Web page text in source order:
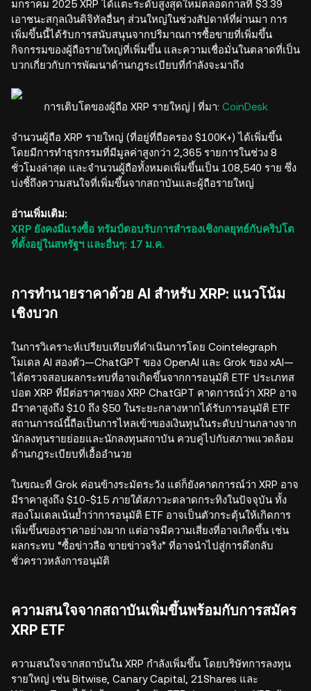
มกราคม 2025 XRP ได้แตะระดับสูงสุดใหม่ตลอดกาลที่ $3.39
เอาชนะสกุลเงินดิจิทัลอื่นๆ ส่วนใหญ่ในช่วงสัปดาห์ที่ผ่านมา การ
เพิ่มขึ้นนี้ได้รับการสนับสนุนจากปริมาณการซื้อขายที่เพิ่มขึ้น
กิจกรรมของผู้ถือรายใหญ่ที่เพิ่มขึ้น และความเชื่อมั่นในตลาดที่เป็น
บวกเกี่ยวกับการพัฒนาด้านกฎระเบียบที่กำลังจะมาถึง
การเติบโตของผู้ถือ XRP รายใหญ่ | ที่มา: CoinDesk
จำนวนผู้ถือ XRP รายใหญ่ (ที่อยู่ที่ถือครอง $100K+) ได้เพิ่มขึ้น
โดยมีการทำธุรกรรมที่มีมูลค่าสูงกว่า 2,365 รายการในช่วง 8
ชั่วโมงล่าสุด และจำนวนผู้ถือทั้งหมดเพิ่มขึ้นเป็น 108,540 ราย ซึ่ง
บ่งชี้ถึงความสนใจที่เพิ่มขึ้นจากสถาบันและผู้ถือรายใหญ่
อ่านเพิ่มเติม:
XRP ยังคงมีแรงซื้อ ทรัมป์ตอบรับการสำรองเชิงกลยุทธ์กับคริปโต
ที่ตั้งอยู่ในสหรัฐฯ และอื่นๆ: 17 ม.ค.
การทำนายราคาด้วย AI สำหรับ XRP: แนวโน้ม
เชิงบวก
ในการวิเคราะห์เปรียบเทียบที่ดำเนินการโดย Cointelegraph
โมเดล AI สองตัว—ChatGPT ของ OpenAI และ Grok ของ xAI—
ได้ตรวจสอบผลกระทบที่อาจเกิดขึ้นจากการอนุมัติ ETF ประเภทส
ปอต XRP ที่มีต่อราคาของ XRP ChatGPT คาดการณ์ว่า XRP อาจ
มีราคาสูงถึง $10 ถึง $50 ในระยะกลางหากได้รับการอนุมัติ ETF
สถานการณ์นี้ถือเป็นการไหลเข้าของเงินทุนในระดับปานกลางจาก
นักลงทุนรายย่อยและนักลงทุนสถาบัน ควบคู่ไปกับสภาพแวดล้อม
ด้านกฎระเบียบที่เอื้ออำนวย
ในขณะที่ Grok ค่อนข้างระมัดระวัง แต่ก็ยังคาดการณ์ว่า XRP อาจ
มีราคาสูงถึง $10-$15 ภายใต้สภาวะตลาดกระทิงในปัจจุบัน ทั้ง
สองโมเดลเน้นย้ำว่าการอนุมัติ ETF อาจเป็นตัวกระตุ้นให้เกิดการ
เพิ่มขึ้นของราคาอย่างมาก แต่อาจมีความเสี่ยงที่อาจเกิดขึ้น เช่น
ผลกระทบ “ซื้อข่าวลือ ขายข่าวจริง” ที่อาจนำไปสู่การดึงกลับ
ชั่วคราวหลังการอนุมัติ
ความสนใจจากสถาบันเพิ่มขึ้นพร้อมกับการสมัคร
XRP ETF
ความสนใจจากสถาบันใน XRP กำลังเพิ่มขึ้น โดยบริษัทการลงทุน
รายใหญ่ เช่น Bitwise, Canary Capital, 21Shares และ